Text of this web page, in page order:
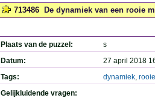
713486 De dynamiek van een rooie
Plaats van de puzzel:
s
Datum:
27 april 2018
Tags:
dynamiek, rooie
Gelijkluidende vragen: